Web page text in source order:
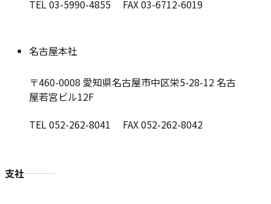
TEL 03-5990-4855 FAX 03-6712-6019
名古屋本社
〒460-0008 愛知県名古屋市中区栄5-28-12 名古
屋若宮ビル12F
TEL 052-262-8041 FAX 052-262-8042
支社